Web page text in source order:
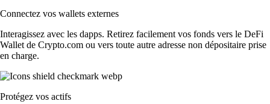
Connectez vos wallets externes
Interagissez avec les dapps. Retirez facilement vos fonds vers le DeFi
Wallet de Crypto.com ou vers toute autre adresse non dépositaire prise
en charge.
Protégez vos actifs